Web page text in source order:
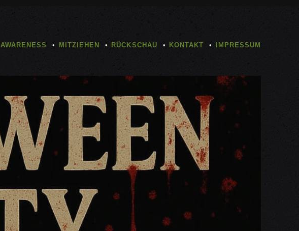
AWARENESS MITZIEHEN RÜCKSCHAU KONTAKT IMPRESSUM